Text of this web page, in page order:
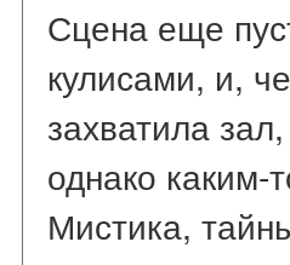
Сцена еще
кулисами, и,
захватила
однако каким-
Мистика,